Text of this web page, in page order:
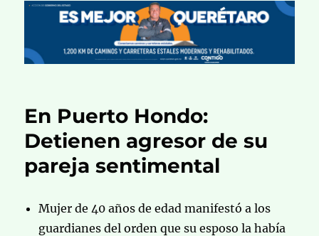
En Puerto Hondo:
Detienen agresor de su
pareja sentimental
Mujer de 40 años de edad manifestó a los
guardianes del orden que su esposo la había